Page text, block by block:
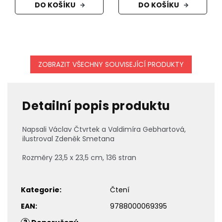
DO KOŠÍKU DO KOŠÍKU
ZOBRAZIT VŠECHNY SOUVISEJÍCÍ PRODUKTY
Detailní popis produktu
Napsali Václav Čtvrtek a Valdimíra Gebhartová,
ilustroval Zdeněk Smetana
Rozměry 23,5 x 23,5 cm, 136 stran
Kategorie:
Čtení
EAN:
9788000069395